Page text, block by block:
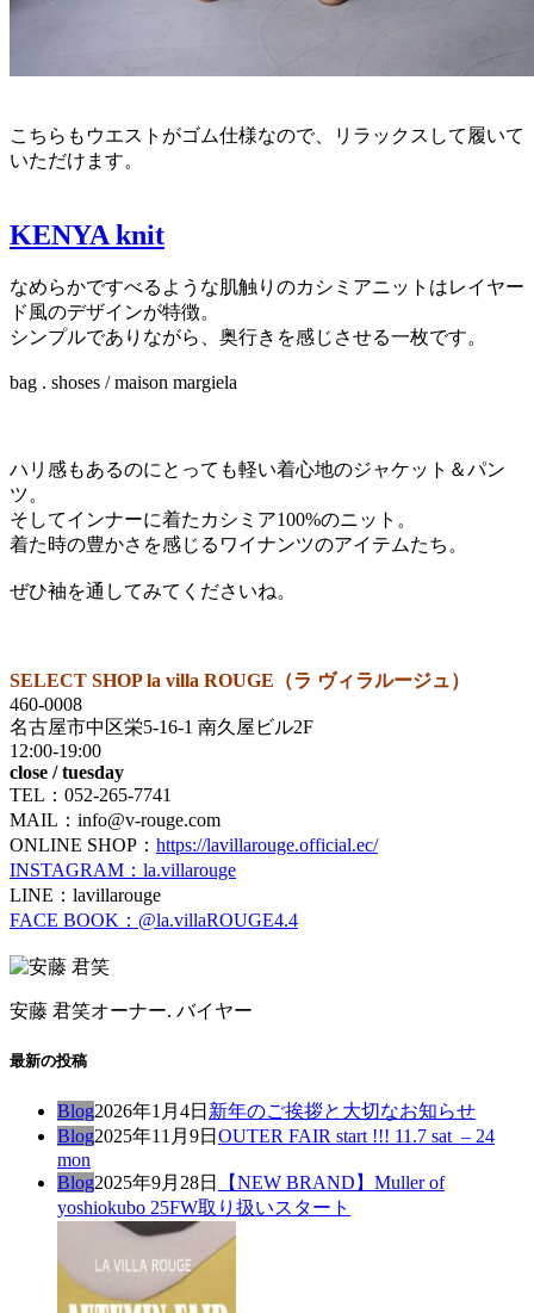
こちらもウエストがゴム仕様なので、リラックスして履いて
いただけます。
KENYA knit
なめらかですべるような肌触りのカシミアニットはレイヤー
ド風のデザインが特徴。
シンプルでありながら、奥行きを感じさせる一枚です。
bag . shoses / maison margiela
ハリ感もあるのにとっても軽い着心地のジャケット＆パン
ツ。
そしてインナーに着たカシミア100%のニット。
着た時の豊かさを感じるワイナンツのアイテムたち。
ぜひ袖を通してみてくださいね。
SELECT SHOP la villa ROUGE（ラ ヴィラルージュ）
460-0008
名古屋市中区栄5-16-1 南久屋ビル2F
12:00-19:00
close / tuesday
TEL：052-265-7741
MAIL：info@v-rouge.com
ONLINE SHOP： https://lavillarouge.official.ec/
INSTAGRAM：la.villarouge
LINE：lavillarouge
FACE BOOK：@la.villaROUGE4.4
安藤 君笑オーナー. バイヤー
最新の投稿
Blog2026年1月4日 新年のご挨拶と大切なお知らせ
Blog2025年11月9日 OUTER FAIR start !!! 11.7 sat – 24
mon
Blog2025年9月28日
【NEW BRAND】Muller of
yoshiokubo 25FW取り扱いスタート